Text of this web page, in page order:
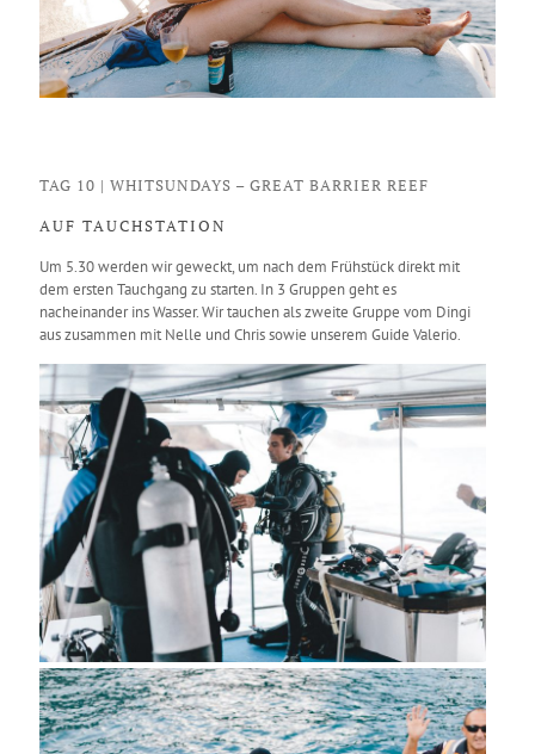
TAG 10 | WHITSUNDAYS – GREAT BARRIER REEF
AUF TAUCHSTATION
Um 5.30 werden wir geweckt, um nach dem Frühstück direkt mit
dem ersten Tauchgang zu starten. In 3 Gruppen geht es
nacheinander ins Wasser. Wir tauchen als zweite Gruppe vom Dingi
aus zusammen mit Nelle und Chris sowie unserem Guide Valerio.